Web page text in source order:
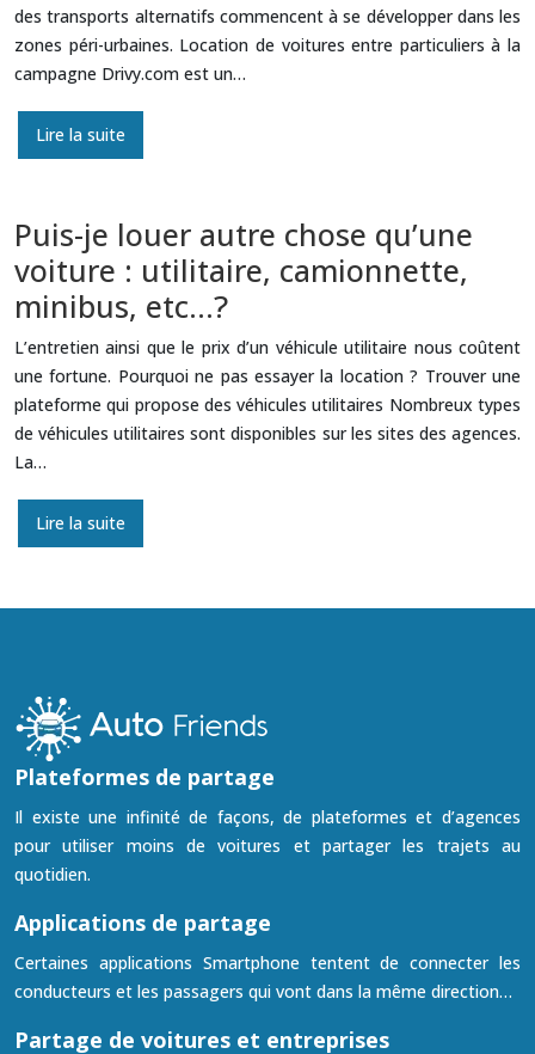
des transports alternatifs commencent à se développer dans les
zones péri-urbaines. Location de voitures entre particuliers à la
campagne Drivy.com est un…
Lire la suite
Puis-je louer autre chose qu’une
voiture : utilitaire, camionnette,
minibus, etc…?
L’entretien ainsi que le prix d’un véhicule utilitaire nous coûtent
une fortune. Pourquoi ne pas essayer la location ? Trouver une
plateforme qui propose des véhicules utilitaires Nombreux types
de véhicules utilitaires sont disponibles sur les sites des agences.
La…
Lire la suite
Plateformes de partage
Il existe une infinité de façons, de plateformes et d’agences
pour utiliser moins de voitures et partager les trajets au
quotidien.
Applications de partage
Certaines applications Smartphone tentent de connecter les
conducteurs et les passagers qui vont dans la même direction…
Partage de voitures et entreprises